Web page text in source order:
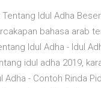
Idul Adha
bahasa arab
Idul Adha - Idul
idul adha 2019,
Adha - Contoh Rinda